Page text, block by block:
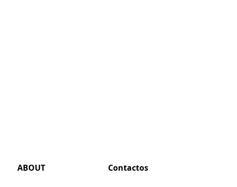
ABOUT Contactos